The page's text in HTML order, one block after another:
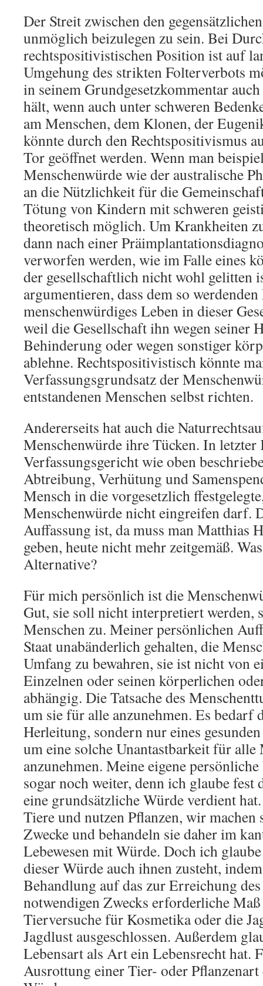
Der Streit zwischen den
unmöglich beizulegen zu sein. Bei
rechtspositivistischen Position ist auf
Umgehung des strikten Folterverbots
in seinem Grundgesetzkommentar
hält, wenn auch unter schweren
am Menschen, dem Klonen, der
könnte durch den Rechtspositivismus
Tor geöffnet werden. Wenn man
Menschenwürde wie der australische
an die Nützlichkeit für die
Tötung von Kindern mit schweren
theoretisch möglich. Um Krankheiten
dann nach einer
verworfen werden, wie im Falle eines
der gesellschaftlich nicht wohl gelitten
argumentieren, dass dem so
menschenwürdiges Leben in dieser
weil die Gesellschaft ihn wegen seiner
Behinderung oder wegen sonstiger
ablehne. Rechtspositivistisch könnte
Verfassungsgrundsatz der
entstandenen Menschen selbst richten.
Andererseits hat auch die
Menschenwürde ihre Tücken. In letzter
Verfassungsgericht wie oben
Abtreibung, Verhütung und
Mensch in die vorgesetzlich
Menschenwürde nicht eingreifen darf.
Auffassung ist, da muss man Matthias
geben, heute nicht mehr zeitgemäß.
Alternative?
Für mich persönlich ist die
Gut, sie soll nicht interpretiert werden,
Menschen zu. Meiner persönlichen
Staat unabänderlich gehalten, die
Umfang zu bewahren, sie ist nicht von
Einzelnen oder seinen körperlichen
abhängig. Die Tatsache des
um sie für alle anzunehmen. Es bedarf
Herleitung, sondern nur eines
um eine solche Unantastbarkeit für alle
anzunehmen. Meine eigene
sogar noch weiter, denn ich glaube fest
eine grundsätzliche Würde verdient
Tiere und nutzen Pflanzen, wir machen
Zwecke und behandeln sie daher im
Lebewesen mit Würde. Doch ich
dieser Würde auch ihnen zusteht,
Behandlung auf das zur Erreichung
notwendigen Zwecks erforderliche
Tierversuche für Kosmetika oder die
Jagdlust ausgeschlossen. Außerdem
Lebensart als Art ein Lebensrecht hat.
Ausrottung einer Tier- oder Pflanzenart